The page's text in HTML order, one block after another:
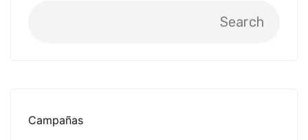
Search
Campañas